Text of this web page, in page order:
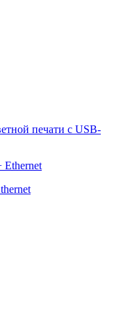
печати с USB-